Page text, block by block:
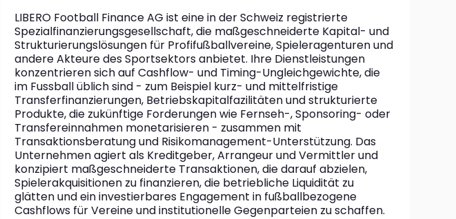
LIBERO Football Finance AG ist eine in der Schweiz registrierte
Spezialfinanzierungsgesellschaft, die maßgeschneiderte Kapital- und
Strukturierungslösungen für Profifußballvereine, Spieleragenturen und
andere Akteure des Sportsektors anbietet. Ihre Dienstleistungen
konzentrieren sich auf Cashflow- und Timing-Ungleichgewichte, die
im Fussball üblich sind - zum Beispiel kurz- und mittelfristige
Transferfinanzierungen, Betriebskapitalfazilitäten und strukturierte
Produkte, die zukünftige Forderungen wie Fernseh-, Sponsoring- oder
Transfereinnahmen monetarisieren - zusammen mit
Transaktionsberatung und Risikomanagement-Unterstützung. Das
Unternehmen agiert als Kreditgeber, Arrangeur und Vermittler und
konzipiert maßgeschneiderte Transaktionen, die darauf abzielen,
Spielerakquisitionen zu finanzieren, die betriebliche Liquidität zu
glätten und ein investierbares Engagement in fußballbezogene
Cashflows für Vereine und institutionelle Gegenparteien zu schaffen.